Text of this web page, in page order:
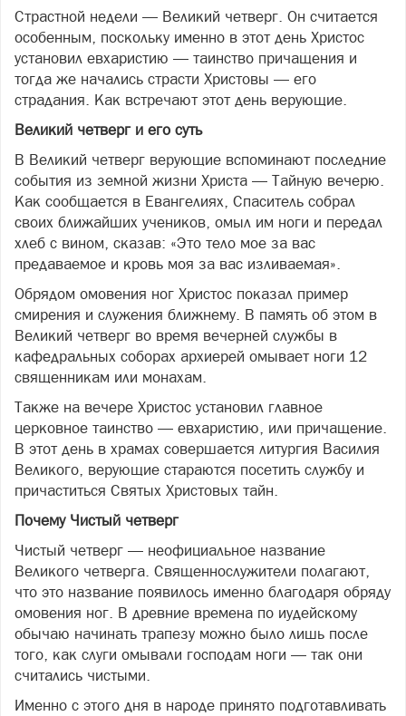
Страстной недели — Великий четверг. Он считается
особенным, поскольку именно в этот день Христос
установил евхаристию — таинство причащения и
тогда же начались страсти Христовы — его
страдания. Как встречают этот день верующие.
Великий четверг и его суть
В Великий четверг верующие вспоминают последние
события из земной жизни Христа — Тайную вечерю.
Как сообщается в Евангелиях, Спаситель собрал
своих ближайших учеников, омыл им ноги и передал
хлеб с вином, сказав: «Это тело мое за вас
предаваемое и кровь моя за вас изливаемая».
Обрядом омовения ног Христос показал пример
смирения и служения ближнему. В память об этом в
Великий четверг во время вечерней службы в
кафедральных соборах архиерей омывает ноги 12
священникам или монахам.
Также на вечере Христос установил главное
церковное таинство — евхаристию, или причащение.
В этот день в храмах совершается литургия Василия
Великого, верующие стараются посетить службу и
причаститься Святых Христовых тайн.
Почему Чистый четверг
Чистый четверг — неофициальное название
Великого четверга. Священнослужители полагают,
что это название появилось именно благодаря обряду
омовения ног. В древние времена по иудейскому
обычаю начинать трапезу можно было лишь после
того, как слуги омывали господам ноги — так они
считались чистыми.
Именно с этого дня в народе принято подготавливать